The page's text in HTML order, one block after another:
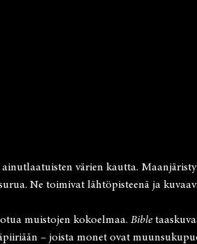
värien kautta.
Ne toimivat lähtöpisteenä ja
muistojen kokoelmaa. Bible
– joista monet ovat